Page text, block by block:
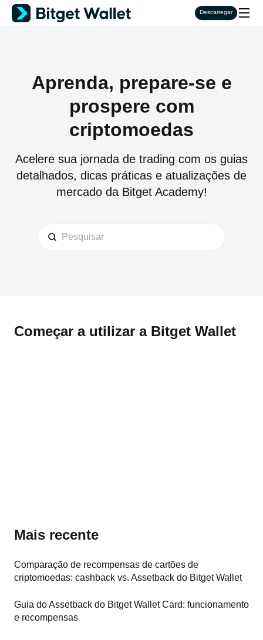
Descarregar
Aprenda, prepare-se e
prospere com
criptomoedas
Acelere sua jornada de trading com os guias
detalhados, dicas práticas e atualizações de
mercado da Bitget Academy!
Começar a utilizar a Bitget Wallet
Mais recente
Comparação de recompensas de cartões de
criptomoedas: cashback vs. Assetback do Bitget Wallet
Guia do Assetback do Bitget Wallet Card: funcionamento
e recompensas